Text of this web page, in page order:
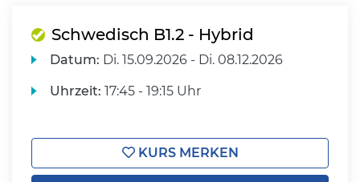
Schwedisch B1.2 - Hybrid
Datum: Di. 15.09.2026 - Di. 08.12.2026
Uhrzeit: 17:45 - 19:15 Uhr
KURS MERKEN